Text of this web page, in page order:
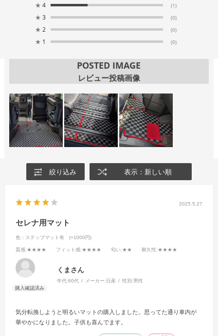
★ 4 (1)
★ 3 (0)
★ 2 (0)
★ 1 (0)
POSTED IMAGE
レビュー投稿画像
絞り込み 表示：新しい順
2025.5.27
セレナ用マット
色：ステップマット有 (+1000円)
質感:★★★★ フィット感:★★★★ 匂い:★★ 耐久性:★★★★
くまさん
年代:60代 メーカー: 日産 性別:男性
気分転換しようと明るいマットの購入しました。思ってた通り車内が
華やかになりました。子供も喜んでます。